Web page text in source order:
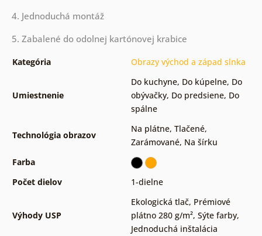
4. Jednoduchá montáž
5. Zabalené do odolnej kartónovej krabice
Kategória Obrazy východ a západ slnka
Umiestnenie
Do kuchyne, Do kúpelne, Do
obývačky, Do predsiene, Do
spálne
Technológia obrazov
Na plátne, Tlačené,
Zarámované, Na šírku
Farba
Počet dielov
1-dielne
Výhody USP
Ekologická tlač, Prémiové
plátno 280 g/m², Sýte farby,
Jednoduchá inštalácia